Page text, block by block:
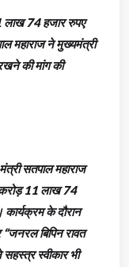
लाख 74 हजार रुपए
महाराज ने मुख्यमंत्री
की मांग की
सतपाल महाराज
11 लाख 74
कार्यक्रम के दौरान
बिपिन रावत
स्वीकार भी